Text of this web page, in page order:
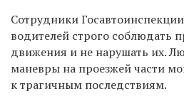
Сотрудники
водителей строго соблюдать
движения и не нарушать их.
маневры на проезжей части
к трагичным последствиям.